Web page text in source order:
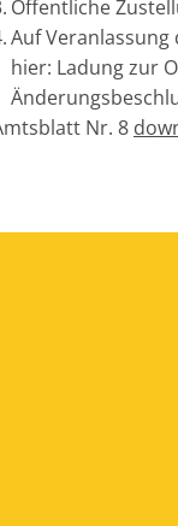
Öffentliche
Auf
hier: Ladung zur
Nr. 8